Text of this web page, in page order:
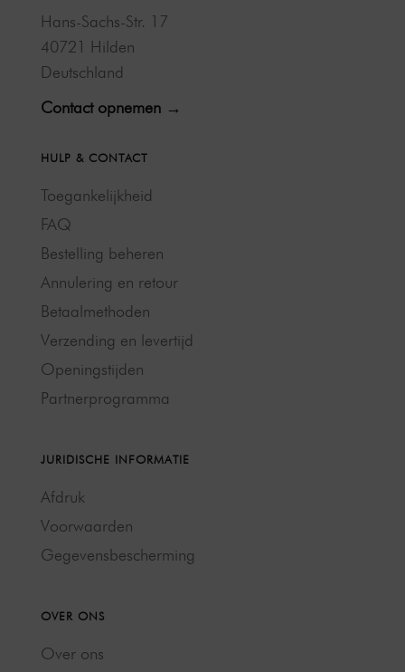
Hans-Sachs-Str. 17
40721 Hilden
Deutschland
Contact opnemen →
HULP & CONTACT
Toegankelijkheid
FAQ
Bestelling beheren
Annulering en retour
Betaalmethoden
Verzending en levertijd
Openingstijden
Partnerprogramma
JURIDISCHE INFORMATIE
Afdruk
Voorwaarden
Gegevensbescherming
OVER ONS
Over ons